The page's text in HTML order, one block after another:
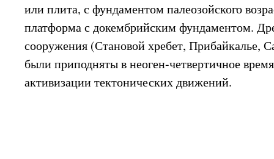
или плита, с фундаментом палеозойского
платформа с докембрийским фундаментом.
сооружения (Становой хребет, Прибайкалье,
были приподняты в неоген-четвертичное
активизации тектонических движений.